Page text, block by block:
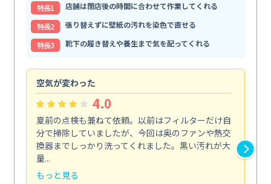
特⻑1
店舗は閉店後の時間に合わせて作業してくれる
特⻑2
張り替えずに壁紙の汚れを染色で直せる
特⻑3
靴下の履き替えや養生まで気を配ってくれる
空気が変わった
4.0
夏前の点検も兼ねて依頼。以前はフィルターだけ自
分で掃除していましたが、今回は奥のファンや熱交
換器までしっかり洗ってくれました。黒い汚れが大
量...
もっと見る